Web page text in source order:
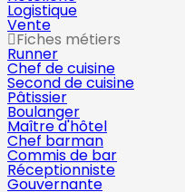
Logistique
Vente
Fiches métiers
Runner
Chef de cuisine
Second de cuisine
Pâtissier
Boulanger
Maître d'hôtel
Chef barman
Commis de bar
Réceptionniste
Gouvernante